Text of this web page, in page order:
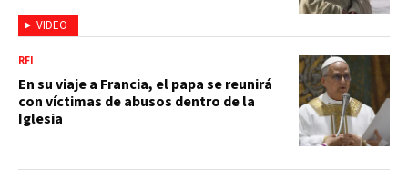
VIDEO
RFI
En su viaje a Francia, el papa se reunirá
con víctimas de abusos dentro de la
Iglesia